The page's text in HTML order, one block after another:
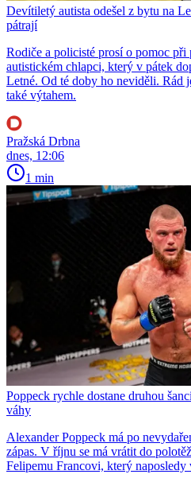
Devítiletý autista odešel z bytu na
pátrají
Rodiče a policisté prosí o pomoc při
autistickém chlapci, který v pátek
Letné. Od té doby ho neviděli. Rád
také výtahem.
Pražská Drbna
dnes, 12:06
1 min
Poppeck rychle dostane druhou
váhy
Alexander Poppeck má po
zápas. V říjnu se má vrátit do
Felipemu Francovi, který